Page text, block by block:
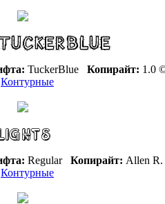
TuckerBlue Копирайт: 1.0
Контурные
Regular Копирайт: Allen R.
Контурные